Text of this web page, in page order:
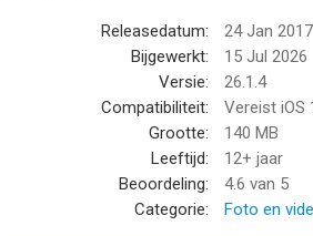
- Alat Perbandingan Mudah pada setiap
- Kawalan muktamad suhu, penepuan dan
- Lihat bagaimana rupa anda sebagai
- Biarkan AI mencari gaya dan warna
- Penuaan: cuba penapis Tua & Muda kami
- Pinjam gaya kegemaran anda dari foto
Releasedatum:
24 Jan 2017
Bijgewerkt:
15 Jul 2026
Versie:
26.1.4
Compatibiliteit:
Vereist iOS
Grootte:
140 MB
Leeftijd:
12+ jaar
Beoordeling:
4.6 van 5
Categorie:
Foto en